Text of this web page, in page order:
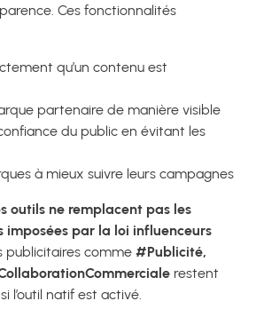
Ces fonctionnalités
qu’un contenu est
partenaire de manière visible
du public en évitant les
à mieux suivre leurs campagnes
outils ne remplacent pas les
par la loi influenceurs
publicitaires comme #Publicité,
restent
l’outil natif est activé.